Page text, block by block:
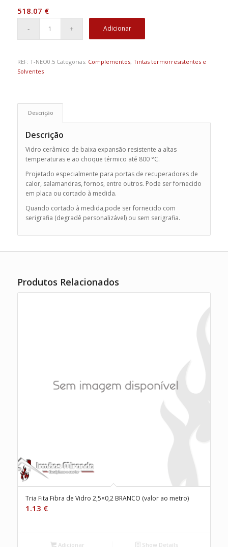
518.07 €
Adicionar
REF: T-NEO0.5 Categorias: Complementos, Tintas termorresistentes e
Solventes
Descrição
Descrição
Vidro cerâmico de baixa expansão resistente a altas
temperaturas e ao choque térmico até 800 °C.
Projetado especialmente para portas de recuperadores de
calor, salamandras, fornos, entre outros. Pode ser fornecido
em placa ou cortado à medida.
Quando cortado à medida,pode ser fornecido com
serigrafia (degradê personalizável) ou sem serigrafia.
Produtos Relacionados
Tria Fita Fibra de Vidro 2,5×0,2 BRANCO (valor ao metro)
1.13 €
Adicionar Show Details